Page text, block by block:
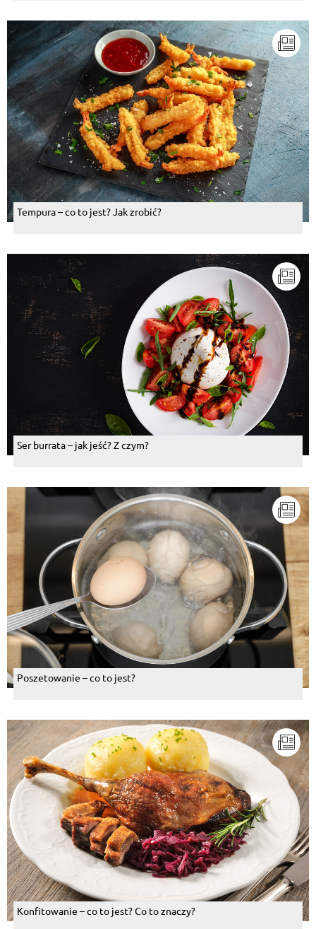
Tempura – co to jest? Jak zrobić?
Ser burrata – jak jeść? Z czym?
Poszetowanie – co to jest?
Konfitowanie – co to jest? Co to znaczy?